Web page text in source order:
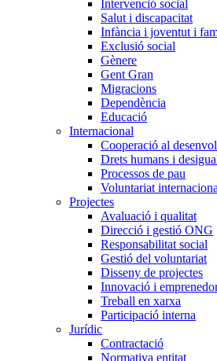
Intervenció social
Salut i discapacitat
Infància i joventut i
Exclusió social
Gènere
Gent Gran
Migracions
Dependència
Educació
Internacional
Cooperació al
Drets humans i
Processos de pau
Voluntariat
Projectes
Avaluació i qualitat
Direcció i gestió ONG
Responsabilitat social
Gestió del voluntariat
Disseny de projectes
Innovació i
Treball en xarxa
Participació interna
Jurídic
Contractació
Normativa entitat